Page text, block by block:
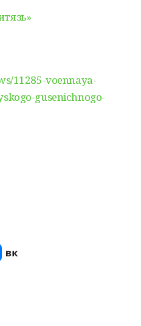
11285-voennaya-
gusenichnogo-